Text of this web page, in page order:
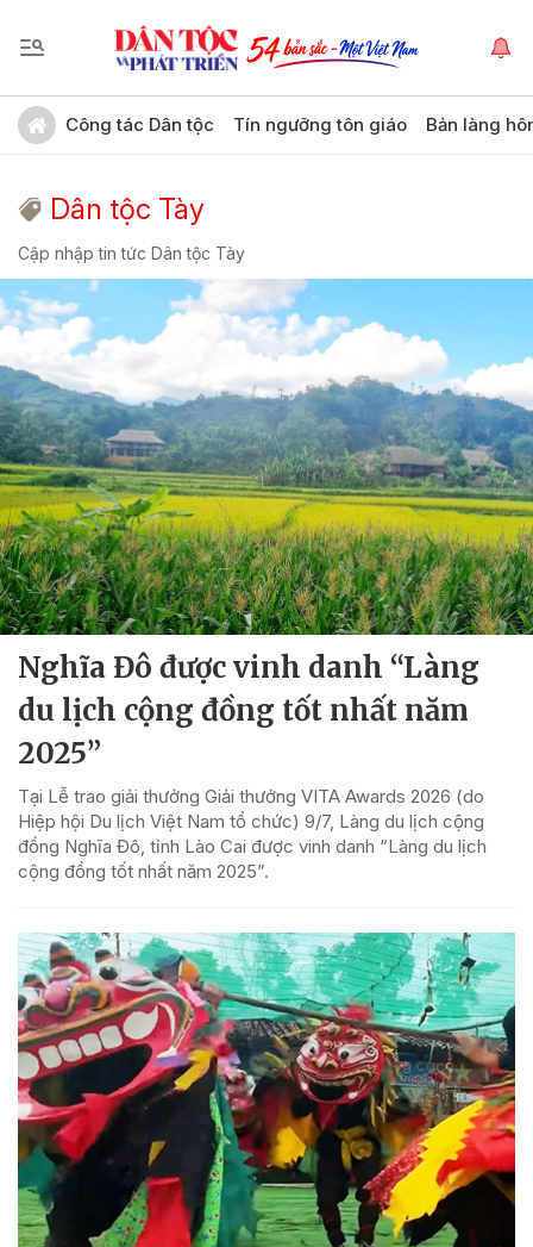
Công tác Dân tộc Tín ngưỡng tôn giáo Bản làng
Dân tộc Tày
Cập nhập tin tức Dân tộc Tày
Nghĩa Đô được vinh danh “Làng
du lịch cộng đồng tốt nhất năm
2025”
Tại Lễ trao giải thưởng Giải thưởng VITA Awards 2026 (do
Hiệp hội Du lịch Việt Nam tổ chức) 9/7, Làng du lịch cộng
đồng Nghĩa Đô, tỉnh Lào Cai được vinh danh “Làng du lịch
cộng đồng tốt nhất năm 2025”.